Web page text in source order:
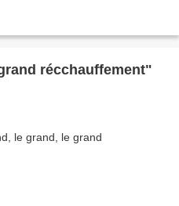
récchauffement"